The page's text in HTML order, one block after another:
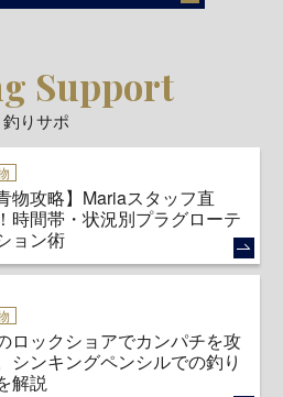
Support
釣りサポ
青物攻略】Mariaスタッフ直
時間帯・状況別プラグローテ
ョン術
ロックショアでカンパチを攻
シンキングペンシルでの釣り
解説